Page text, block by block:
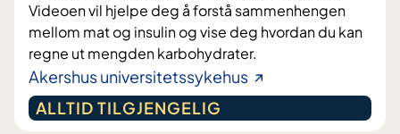
Videoen vil hjelpe deg å forstå sammenhengen
mellom mat og insulin og vise deg hvordan du kan
regne ut mengden karbohydrater.
Akershus universitetssykehus
ALLTID TILGJENGELIG